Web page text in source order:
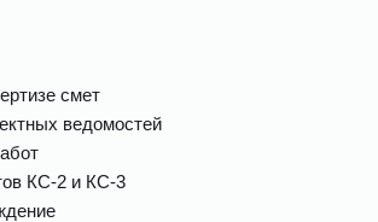
смет
ведомостей
КС-2 и КС-3